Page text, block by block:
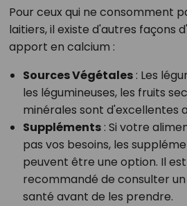
Pour ceux qui ne consomment
laitiers, il existe d'autres façons
apport en calcium :
Sources Végétales: Les
les légumineuses, les fruits
minérales sont d'excellentes
Suppléments: Si votre
pas vos besoins, les
peuvent être une option. Il
recommandé de consulter
santé avant de les prendre.